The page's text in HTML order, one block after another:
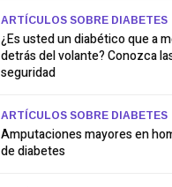
ARTÍCULOS SOBRE DIABETES
¿Es usted un diabético que a
detrás del volante? Conozca
seguridad
ARTÍCULOS SOBRE DIABETES
Amputaciones mayores en
de diabetes